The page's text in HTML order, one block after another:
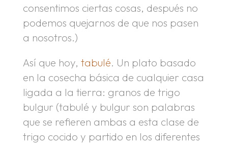
consentimos ciertas cosas, después no
podemos quejarnos de que nos pasen
a nosotros.)
Así que hoy, tabulé. Un plato basado
en la cosecha básica de cualquier casa
ligada a la tierra: granos de trigo
bulgur (tabulé y bulgur son palabras
que se refieren ambas a esta clase de
trigo cocido y partido en los diferentes